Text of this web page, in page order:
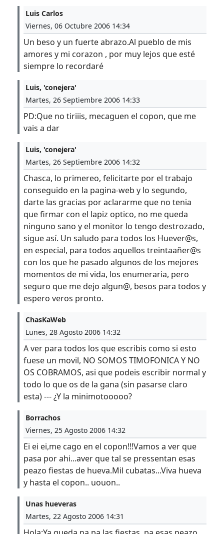
Luis Carlos
Viernes, 06 Octubre 2006 14:34
Un beso y un fuerte abrazo.Al pueblo de mis
amores y mi corazon , por muy lejos que esté
siempre lo recordaré
Luis, 'conejera'
Martes, 26 Septiembre 2006 14:33
PD:Que no tiriiis, mecaguen el copon, que me
vais a dar
Luis, 'conejera'
Martes, 26 Septiembre 2006 14:32
Chasca, lo primereo, felicitarte por el trabajo
conseguido en la pagina-web y lo segundo,
darte las gracias por aclararme que no tenia
que firmar con el lapiz optico, no me queda
ninguno sano y el monitor lo tengo destrozado,
sigue así. Un saludo para todos los Huever@s,
en especial, para todos aquellos treintaañer@s
con los que he pasado algunos de los mejores
momentos de mi vida, los enumeraria, pero
seguro que me dejo algun@, besos para todos y
espero veros pronto.
ChasKaWeb
Lunes, 28 Agosto 2006 14:32
A ver para todos los que escribis como si esto
fuese un movil, NO SOMOS TIMOFONICA Y NO
OS COBRAMOS, asi que podeis escribir normal y
todo lo que os de la gana (sin pasarse claro
esta) --- ¿Y la minimotooooo?
Borrachos
Viernes, 25 Agosto 2006 14:32
Ei ei ei,me cago en el copon!!!Vamos a ver que
pasa por ahi...aver que tal se pressentan esas
peazo fiestas de hueva.Mil cubatas...Viva hueva
y hasta el copon.. uouon..
Unas hueveras
Martes, 22 Agosto 2006 14:31